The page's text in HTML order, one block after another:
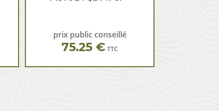
prix public conseillé
75.25 € TTC